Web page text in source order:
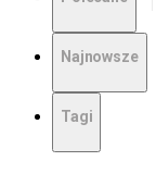
Najnowsze
Tagi